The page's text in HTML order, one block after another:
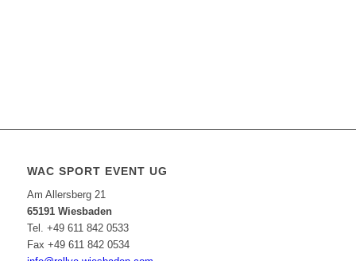
WAC SPORT EVENT UG
Am Allersberg 21
65191 Wiesbaden
Tel. +49 611 842 0533
Fax +49 611 842 0534